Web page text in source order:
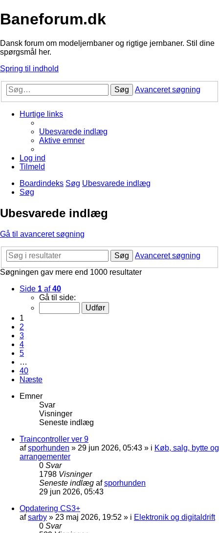
Baneforum.dk
Dansk forum om modeljernbaner og rigtige jernbaner. Stil dine
spørgsmål her.
Spring til indhold
Søg Avanceret søgning
Hurtige links
Ubesvarede indlæg
Aktive emner
Log ind
Tilmeld
Boardindeks Søg Ubesvarede indlæg
Søg
Ubesvarede indlæg
Gå til avanceret søgning
Søg
Avanceret søgning
Søgningen gav mere end 1000 resultater
Side 1 af40
Gå til side:
1
2
3
4
5
…
40
Næste
Emner
Svar
Visninger
Seneste indlæg
Traincontroller ver 9
afsporhunden » 29 jun 2026, 05:43 » i Køb, salg, bytte og
arrangementer
0 Svar
1798 Visninger
Seneste indlæg afsporhunden
29 jun 2026, 05:43
Opdatering CS3+
afsarby » 23 maj 2026, 19:52 » i Elektronik og digitaldrift
0 Svar